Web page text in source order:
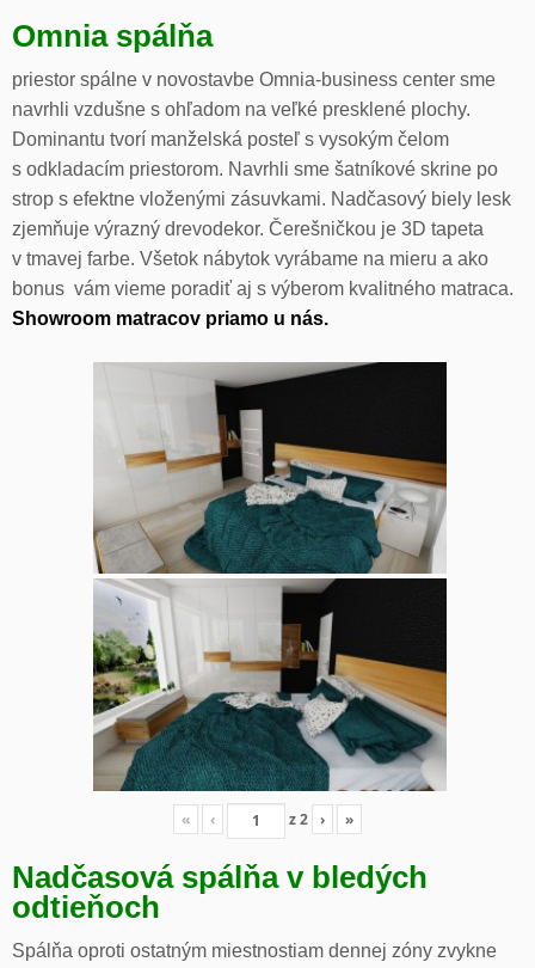
Omnia spálňa
priestor spálne v novostavbe Omnia-business center sme
navrhli vzdušne s ohľadom na veľké presklené plochy.
Dominantu tvorí manželská posteľ s vysokým čelom
s odkladacím priestorom. Navrhli sme šatníkové skrine po
strop s efektne vloženými zásuvkami. Nadčasový biely lesk
zjemňuje výrazný drevodekor. Čerešničkou je 3D tapeta
v tmavej farbe. Všetok nábytok vyrábame na mieru a ako
bonus vám vieme poradiť aj s výberom kvalitného matraca.
Showroom matracov priamo u nás.
« ‹ z2 › »
Nadčasová spálňa v bledých
odtieňoch
Spálňa oproti ostatným miestnostiam dennej zóny zvykne